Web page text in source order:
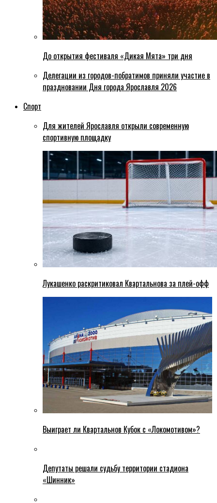
До открытия фестиваля «Дикая Мята» три дня
Делегации из городов-побратимов приняли участие в
праздновании Дня города Ярославля 2026
Спорт
Для жителей Ярославля открыли современную
спортивную площадку
Лукашенко раскритиковал Квартальнова за плей-офф
Выиграет ли Квартальнов Кубок с «Локомотивом»?
Депутаты решали судьбу территории стадиона
«Шинник»